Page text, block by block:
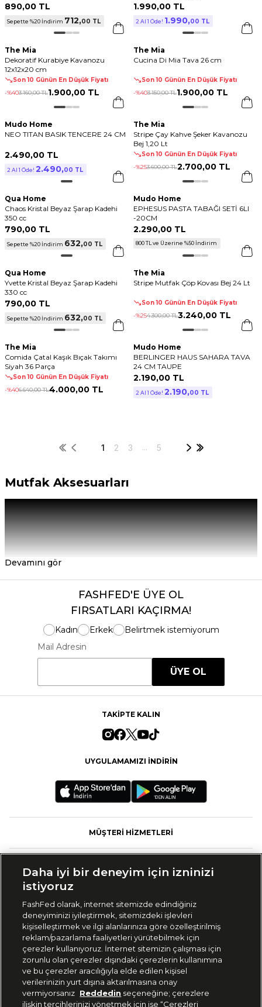
890,00 TL
Sepette %20 İndirim 712,00 TL
1.990,00 TL
2 Al 1 Öde! 1.990,00 TL
The Mia
Dekoratif Kurabiye Kavanozu
12x12x20 cm
Son 10 Günün En Düşük Fiyatı
-%403.160,00 TL1.900,00 TL
The Mia
Cucina Di Mia Tava 26 cm
Son 10 Günün En Düşük Fiyatı
-%403.150,00 TL1.900,00 TL
Mudo Home
NEO TITAN BASIK TENCERE 24 CM
2.490,00 TL
2 Al 1 Öde! 2.490,00 TL
The Mia
Stripe Çay Kahve Şeker Kavanozu
Bej 1,20 Lt
Son 10 Günün En Düşük Fiyatı
-%253.600,00 TL2.700,00 TL
Qua Home
Chaos Kristal Beyaz Şarap Kadehi
350 cc
790,00 TL
Sepette %20 İndirim 632,00 TL
Mudo Home
EPHESUS PASTA TABAĞI SETİ 6LI
-20CM
2.290,00 TL
800 TL ve Üzerine %50 İndirim
Qua Home
Yvette Kristal Beyaz Şarap Kadehi
330 cc
790,00 TL
Sepette %20 İndirim 632,00 TL
The Mia
Stripe Mutfak Çöp Kovası Bej 24 Lt
Son 10 Günün En Düşük Fiyatı
-%254.300,00 TL3.240,00 TL
The Mia
Comida Çatal Kaşık Bıçak Takımı
Siyah 36 Parça
Son 10 Günün En Düşük Fiyatı
-%406.640,00 TL4.000,00 TL
Mudo Home
BERLINGER HAUS SAHARA TAVA
24 CM TAUPE
2.190,00 TL
2 Al 1 Öde! 2.190,00 TL
1 2 3 ... 5
Mutfak Aksesuarları
Devamını gör
FASHFED'E ÜYE OL
FIRSATLARI KAÇIRMA!
Kadın Erkek
Belirtmek istemiyorum
Mail Adresin
ÜYE OL
TAKİPTE KALIN
UYGULAMAMIZI İNDİRİN
MÜŞTERİ HİZMETLERİ
KOLEKSİYONLAR
GRUP MARKALAR
KURUMSAL
Daha iyi bir deneyim için izninizi
istiyoruz
FashFed olarak, internet sitemizde edindiğiniz
deneyiminizi iyileştirmek, sitemizdeki işlevleri
kişiselleştirmek ve ilgi alanlarınıza göre özelleştirilmiş
reklam/pazarlama faaliyetleri yürütebilmek için
çerezler kullanıyoruz. İnternet sitemizin çalışması için
zorunlu olan çerezler dışındaki çerezlerin kullanımına
ve bu çerezler aracılığıyla elde edilen kişisel
verilerinizin yurt dışına aktarılmasına onay
vermiyorsanız Reddedin seçeneğine; çerezlere
ilişkin tercihlerinizi yönetmek için ise “Çerezleri